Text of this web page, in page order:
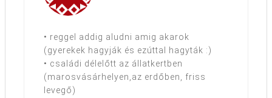
• reggel addig aludni amig akarok
(gyerekek hagyják és ezúttal hagyták :)
• családi délelőtt az állatkertben
(marosvásárhelyen,az erdőben, friss
levegő)